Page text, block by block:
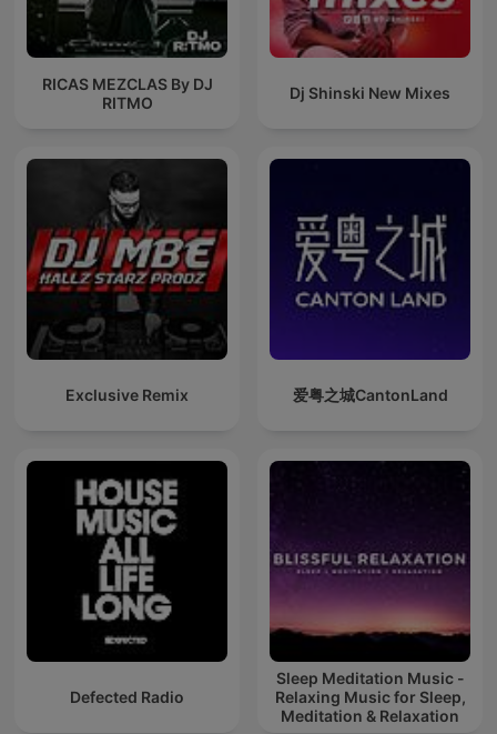
RICAS MEZCLAS By DJ
RITMO
Dj Shinski New Mixes
Exclusive Remix 爱粤之城CantonLand
Defected Radio
Sleep Meditation Music -
Relaxing Music for Sleep,
Meditation & Relaxation